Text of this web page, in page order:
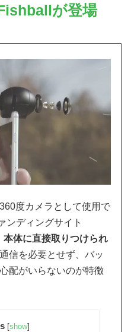
が登場
度カメラとして使用で
ンディングサイト
本体に直接取りつけられ
信を必要とせず、バッ
配がいらないのが特徴
[show]